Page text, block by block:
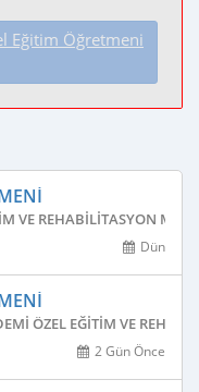
Eğitim Öğretmeni
VE REHABILITASYON
Dün
ÖZEL EĞITIM VE
2 Gün Önce